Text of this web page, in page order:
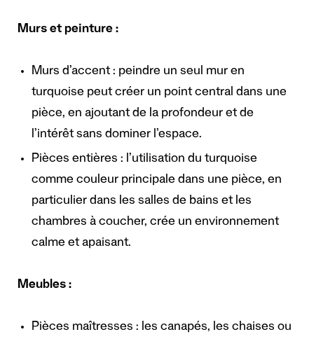
Murs et peinture :
Murs d’accent : peindre un seul mur en
turquoise peut créer un point central dans une
pièce, en ajoutant de la profondeur et de
l’intérêt sans dominer l’espace.
Pièces entières : l’utilisation du turquoise
comme couleur principale dans une pièce, en
particulier dans les salles de bains et les
chambres à coucher, crée un environnement
calme et apaisant.
Meubles :
Pièces maîtresses : les canapés, les chaises ou